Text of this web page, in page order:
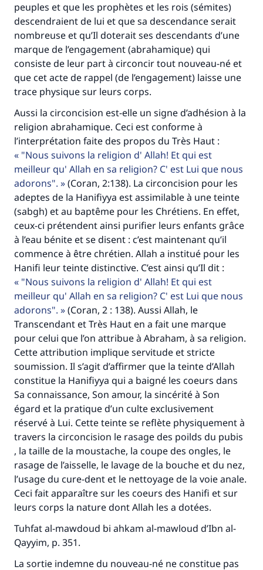
peuples et que les prophètes et les rois (sémites)
descendraient de lui et que sa descendance serait
nombreuse et qu’Il doterait ses descendants d’une
marque de l’engagement (abrahamique) qui
consiste de leur part à circoncir tout nouveau-né et
que cet acte de rappel (de l’engagement) laisse une
trace physique sur leurs corps.
Aussi la circoncision est-elle un signe d’adhésion à la
religion abrahamique. Ceci est conforme à
l’interprétation faite des propos du Très Haut :
"Nous suivons la religion d' Allah! Et qui est
meilleur qu' Allah en sa religion? C' est Lui que nous
adorons".
(Coran, 2:138). La circoncision pour les
adeptes de la Hanifiyya est assimilable à une teinte
(sabgh) et au baptême pour les Chrétiens. En effet,
ceux-ci prétendent ainsi purifier leurs enfants grâce
à l’eau bénite et se disent : c’est maintenant qu’il
commence à être chrétien. Allah a institué pour les
Hanifi leur teinte distinctive. C’est ainsi qu’Il dit :
"Nous suivons la religion d' Allah! Et qui est
meilleur qu' Allah en sa religion? C' est Lui que nous
adorons".
(Coran, 2 : 138). Aussi Allah, le
Transcendant et Très Haut en a fait une marque
pour celui que l’on attribue à Abraham, à sa religion.
Cette attribution implique servitude et stricte
soumission. Il s’agit d’affirmer que la teinte d’Allah
constitue la Hanifiyya qui a baigné les coeurs dans
Sa connaissance, Son amour, la sincérité à Son
égard et la pratique d’un culte exclusivement
réservé à Lui. Cette teinte se reflète physiquement à
travers la circoncision le rasage des poilds du pubis
, la taille de la moustache, la coupe des ongles, le
rasage de l’aisselle, le lavage de la bouche et du nez,
l’usage du cure-dent et le nettoyage de la voie anale.
Ceci fait apparaître sur les coeurs des Hanifi et sur
leurs corps la nature dont Allah les a dotées.
Tuhfat al-mawdoud bi ahkam al-mawloud d’Ibn al-
Qayyim, p. 351.
La sortie indemne du nouveau-né ne constitue pas